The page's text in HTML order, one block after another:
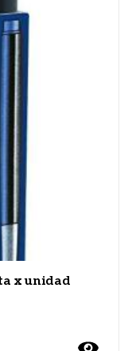
x unidad